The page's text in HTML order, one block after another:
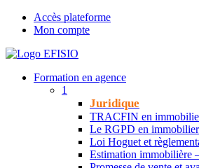
Accès plateforme
Mon compte
Formation en agence
1
Juridique
TRACFIN en
Le RGPD en
Loi Hoguet et
Estimation immobilière